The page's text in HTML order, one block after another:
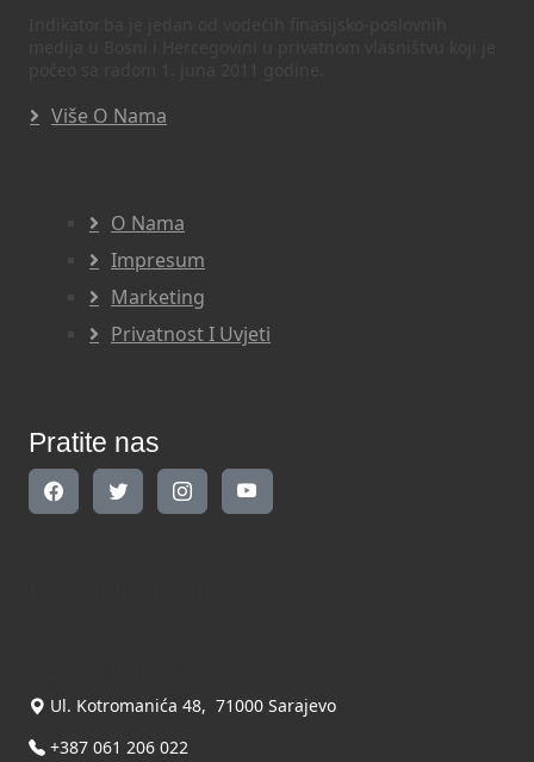
Više O Nama
O Nama
Impresum
Marketing
Privatnost I Uvjeti
Pratite nas
Ul. Kotromanića 48, 71000 Sarajevo
+387 061 206 022